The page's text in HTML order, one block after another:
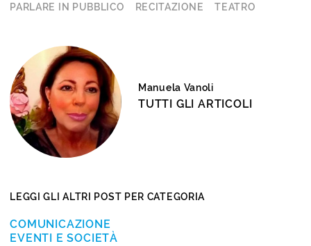
PARLARE IN PUBBLICO
RECITAZIONE TEATRO
Manuela Vanoli
TUTTI GLI ARTICOLI
LEGGI GLI ALTRI POST PER CATEGORIA
COMUNICAZIONE
EVENTI E SOCIETÀ